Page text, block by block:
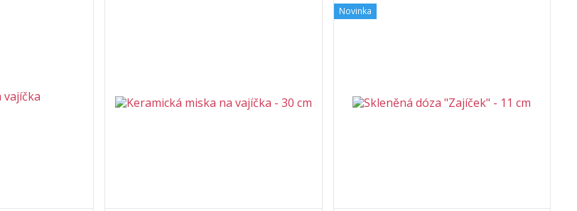
Novinka